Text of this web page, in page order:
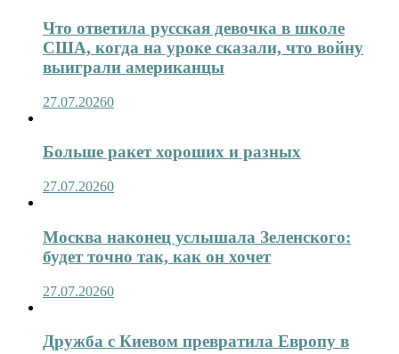
Что ответила русская девочка в школе
США, когда на уроке сказали, что войну
выиграли американцы
27.07.20260
Больше ракет хороших и разных
27.07.20260
Москва наконец услышала Зеленского:
будет точно так, как он хочет
27.07.20260
Дружба с Киевом превратила Европу в